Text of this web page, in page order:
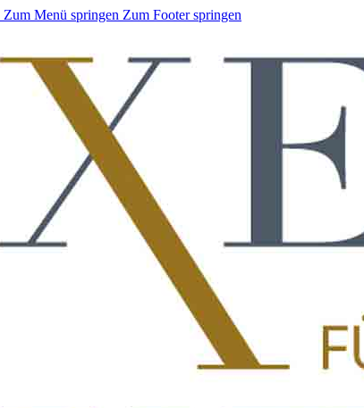
Zum Menü springen Zum Footer springen